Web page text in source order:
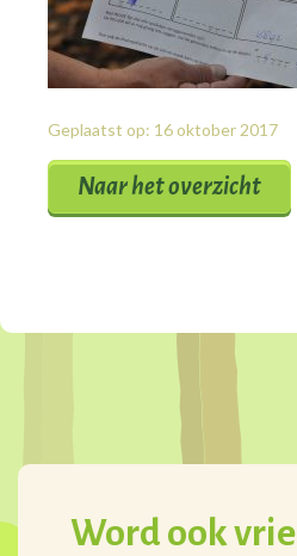
Geplaatst op: 16 oktober 2017
Naar het overzicht
Word ook